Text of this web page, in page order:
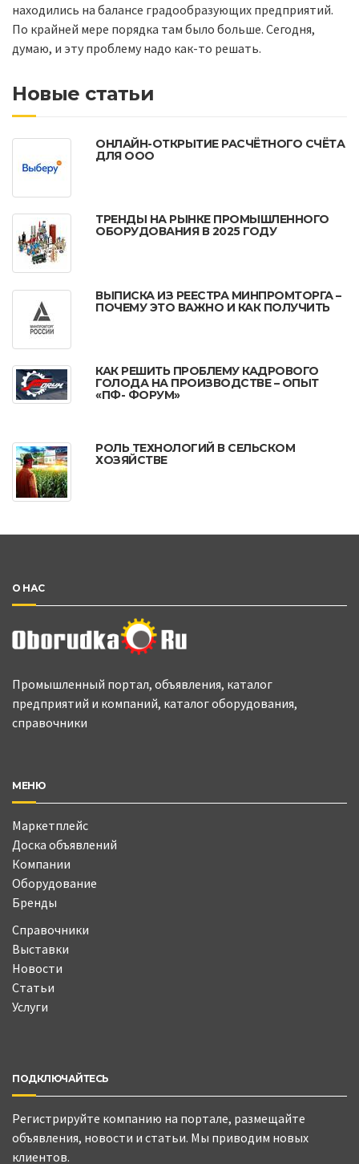
находились на балансе градообразующих предприятий.
По крайней мере порядка там было больше. Сегодня,
думаю, и эту проблему надо как-то решать.
Новые статьи
ОНЛАЙН-ОТКРЫТИЕ РАСЧЁТНОГО СЧЁТА
ДЛЯ ООО
ТРЕНДЫ НА РЫНКЕ ПРОМЫШЛЕННОГО
ОБОРУДОВАНИЯ В 2025 ГОДУ
ВЫПИСКА ИЗ РЕЕСТРА МИНПРОМТОРГА –
ПОЧЕМУ ЭТО ВАЖНО И КАК ПОЛУЧИТЬ
КАК РЕШИТЬ ПРОБЛЕМУ КАДРОВОГО
ГОЛОДА НА ПРОИЗВОДСТВЕ – ОПЫТ
«ПФ- ФОРУМ»
РОЛЬ ТЕХНОЛОГИЙ В СЕЛЬСКОМ
ХОЗЯЙСТВЕ
О НАС
Промышленный портал, объявления, каталог
предприятий и компаний, каталог оборудования,
справочники
МЕНЮ
Маркетплейс
Доска объявлений
Компании
Оборудование
Бренды
Справочники
Выставки
Новости
Статьи
Услуги
ПОДКЛЮЧАЙТЕСЬ
Регистрируйте компанию на портале, размещайте
объявления, новости и статьи. Мы приводим новых
клиентов.